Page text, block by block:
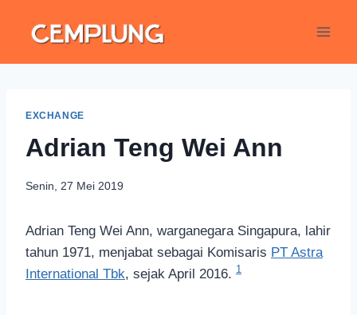
EXCHANGE
Adrian Teng Wei Ann
Senin, 27 Mei 2019
Adrian Teng Wei Ann, warganegara Singapura, lahir
tahun 1971, menjabat sebagai Komisaris PT Astra
International Tbk, sejak April 2016. 1